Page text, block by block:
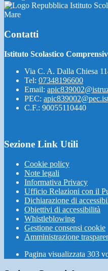
Istituto
Mare
Contatti
Istituto Scolastico
Via C. A. Dalla Chiesa
Tel: 07348196600
Email:
PEC:
C.F.: 90055110440
Sezione Link Utili
Cookie policy
Note legali
Informativa Privacy
Ufficio Relazioni con il
Dichiarazione di
Obiettivi di accessibilità
Whistleblowing
Gestione consensi cookie
Amministrazione
Pagina visualizzata 303